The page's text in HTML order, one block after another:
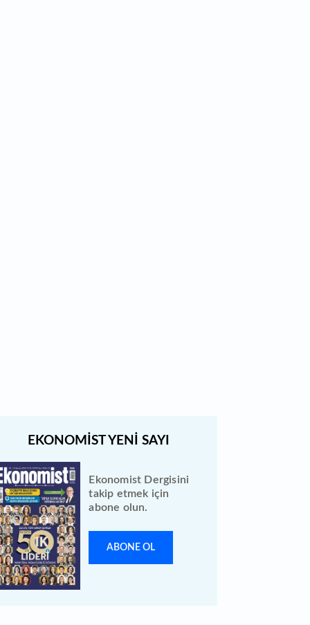
Ekonomist Dergisini
takip etmek için
abone olun.
ABONE OL